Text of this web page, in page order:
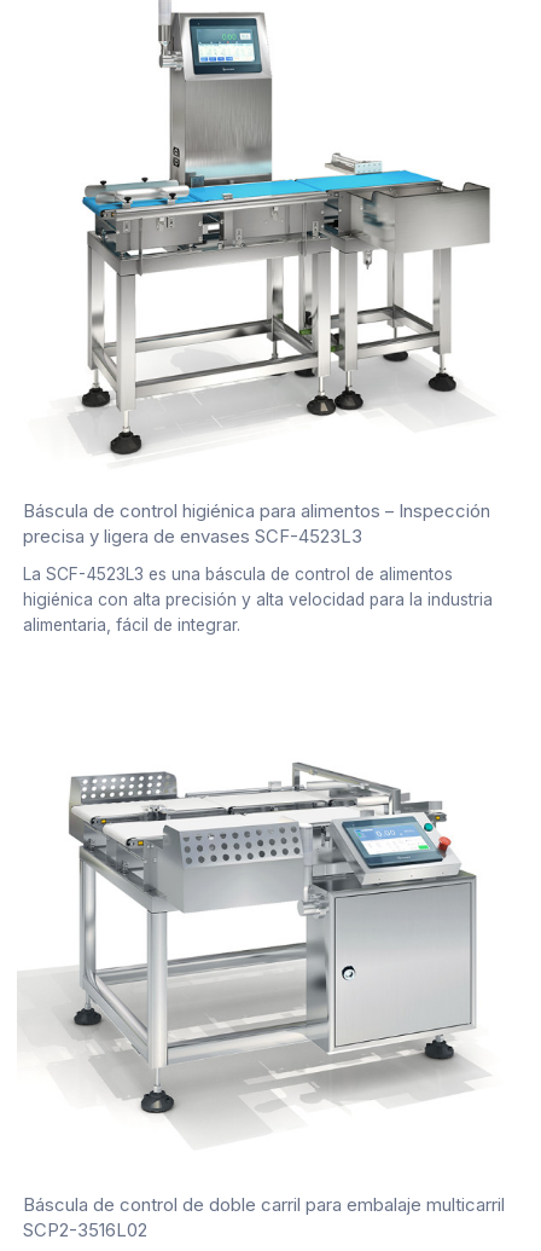
Báscula de control higiénica para alimentos – Inspección
precisa y ligera de envases SCF-4523L3
La SCF-4523L3 es una báscula de control de alimentos
higiénica con alta precisión y alta velocidad para la industria
alimentaria, fácil de integrar.
Báscula de control de doble carril para embalaje multicarril
SCP2-3516L02